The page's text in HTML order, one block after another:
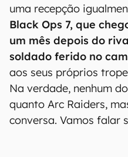
uma recepção
Black Ops 7, que
um mês depois do
soldado ferido no
aos seus próprios
Na verdade, nenhum
quanto Arc Raiders,
conversa. Vamos falar